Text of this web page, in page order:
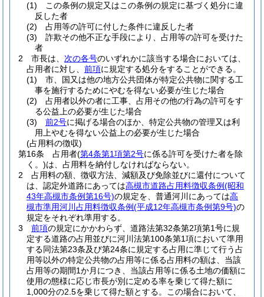
(1)
この条例の規定又はこの条例の規定に基づく処分に違
反した者
(2)
占用等の許可に付した条件に違反した者
(3)
詐欺その他不正な手段により、占用等の許可を受けた
者
2
市長は、 次の各号のいずれかに該当する場合においては、
占用者に対し、 前項に規定する処分をすることができる。
(1)
市、国又は他の地方公共団体が特定公共物に関する工
事を施行するためにやむを得ない必要が生じた場合
(2)
占用者以外の者に工事、占用その他の行為の許可をす
る公益上の必要が生じた場合
(3)
前2号に掲げる場合のほか、特定公共物の管理又は利
用上やむを得ない公益上の必要が生じた場合
(占用料の徴収)
第16条
占用者(第4条第1項第2号に係る許可を受けた者を除
く。)は、占用料を納付しなければならない。
2
占用料の額、徴収方法、減額及び免除並びに還付について
は、認定外道路にあっては高槻市道路占用料徴収条例(昭和
43年高槻市条例第16号)の規定を、普通河川にあっては高
槻市準用河川占用料徴収条例(平成12年高槻市条例第9号)の
規定をそれぞれ準用する。
3
前項の規定にかかわらず、道路法第32条第2項第1号に規
定する道路の占用並びに河川法第100条第1項において準用
する同法第23条及び第24条に規定する占用に準じて行う占
用等以外の特定公共物の占用等に係る占用料の額は、当該
占用等の期間1か月につき、当該占用等に係る土地の価額に
使用の態様に応じ市長が別に定める率を乗じて得た額に
1,000分の2.5を乗じて得た額とする。
この場合において、